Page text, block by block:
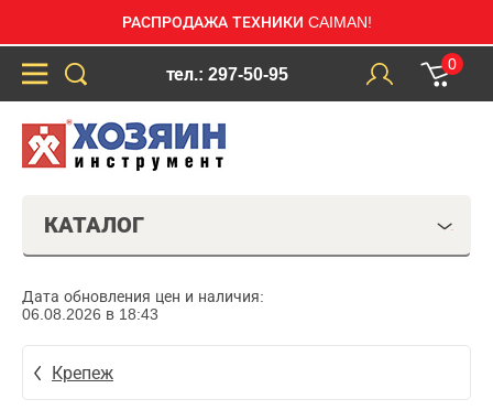
РАСПРОДАЖА ТЕХНИКИ CAIMAN!
тел.: 297-50-95
0
КАТАЛОГ
Дата обновления цен и наличия:
06.08.2026 в 18:43
Крепеж